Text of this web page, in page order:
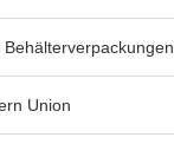
Union